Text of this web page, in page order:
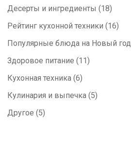
Десерты и ингредиенты (18)
Рейтинг кухонной техники (16)
Популярные блюда на Новый год
Здоровое питание (11)
Кухонная техника (6)
Кулинария и выпечка (5)
Другое (5)